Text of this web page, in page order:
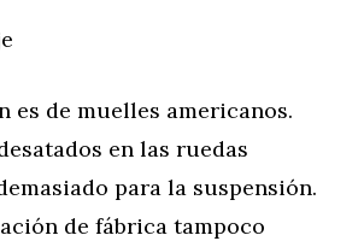
es de muelles americanos.
en las ruedas
para la suspensión.
de fábrica tampoco